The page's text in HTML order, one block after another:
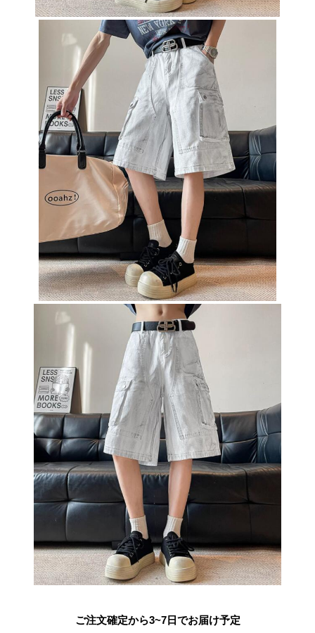
ご注文確定から3~7日でお届け予定